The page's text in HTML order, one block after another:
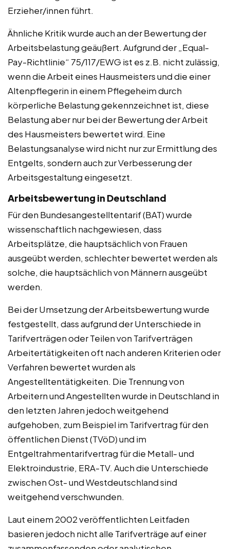
Erzieher/innen führt.
Ähnliche Kritik wurde auch an der Bewertung der
Arbeitsbelastung geäußert. Aufgrund der „Equal-
Pay-Richtlinie“ 75/117/EWG ist es z.B. nicht zulässig,
wenn die Arbeit eines Hausmeisters und die einer
Altenpflegerin in einem Pflegeheim durch
körperliche Belastung gekennzeichnet ist, diese
Belastung aber nur bei der Bewertung der Arbeit
des Hausmeisters bewertet wird. Eine
Belastungsanalyse wird nicht nur zur Ermittlung des
Entgelts, sondern auch zur Verbesserung der
Arbeitsgestaltung eingesetzt.
Arbeitsbewertung in Deutschland
Für den Bundesangestelltentarif (BAT) wurde
wissenschaftlich nachgewiesen, dass
Arbeitsplätze, die hauptsächlich von Frauen
ausgeübt werden, schlechter bewertet werden als
solche, die hauptsächlich von Männern ausgeübt
werden.
Bei der Umsetzung der Arbeitsbewertung wurde
festgestellt, dass aufgrund der Unterschiede in
Tarifverträgen oder Teilen von Tarifverträgen
Arbeitertätigkeiten oft nach anderen Kriterien oder
Verfahren bewertet wurden als
Angestelltentätigkeiten. Die Trennung von
Arbeitern und Angestellten wurde in Deutschland in
den letzten Jahren jedoch weitgehend
aufgehoben, zum Beispiel im Tarifvertrag für den
öffentlichen Dienst (TVöD) und im
Entgeltrahmentarifvertrag für die Metall- und
Elektroindustrie, ERA-TV. Auch die Unterschiede
zwischen Ost- und Westdeutschland sind
weitgehend verschwunden.
Laut einem 2002 veröffentlichten Leitfaden
basieren jedoch nicht alle Tarifverträge auf einer